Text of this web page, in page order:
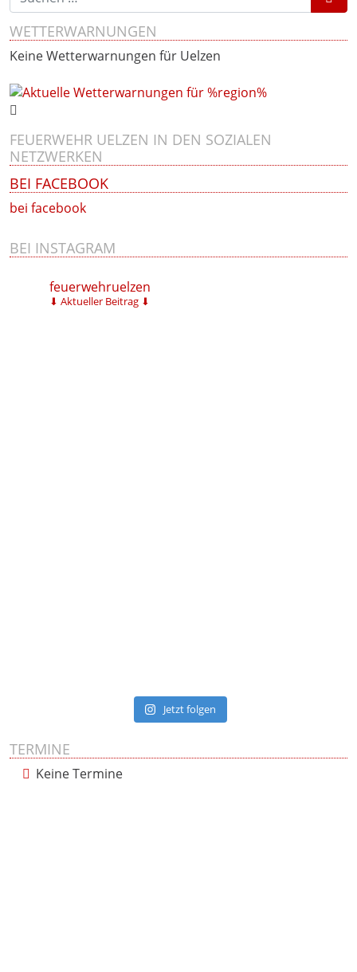
WETTERWARNUNGEN
Keine Wetterwarnungen für Uelzen
FEUERWEHR UELZEN IN DEN SOZIALEN
NETZWERKEN
BEI FACEBOOK
bei facebook
BEI INSTAGRAM
feuerwehruelzen
⬇ Aktueller Beitrag ⬇
Jetzt folgen
TERMINE
Keine Termine